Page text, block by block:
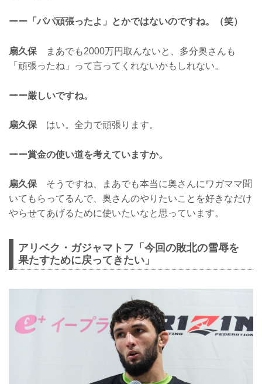
ーー「パパ頑張ったよ」とかではないのですね。（笑）
扇久保 まあでも2000万円取んないと、多分奥さんも
「頑張ったね」って言ってくれないかもしれない。
ーー厳しいですね。
扇久保 はい。全力で頑張ります。
ーー賞金の使い道を考えていますか。
扇久保 そうですね、まあでも本当に奥さんにワガママ聞
いてもらってるんで、奥さんのやりたいことを好きなだけ
やらせてあげるために使いたいなと思っています。
アリベク・ガジャマトフ「今回の敗北の雪辱を
果たすために戻ってきたい」